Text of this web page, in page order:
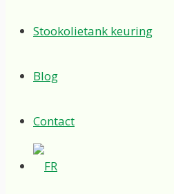
Stookolietank keuring
Blog
Contact